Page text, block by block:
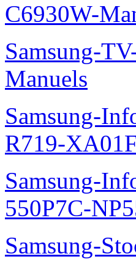
C6930W-
Samsung-
Manuels
Samsung-
R719-
Samsung-
550P7C-
Samsung-